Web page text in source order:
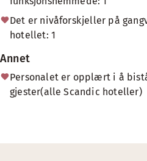
Det er nivåforskjeller på
hotellet: 1
Annet
Personalet er opplært i å
gjester(alle Scandic hoteller)